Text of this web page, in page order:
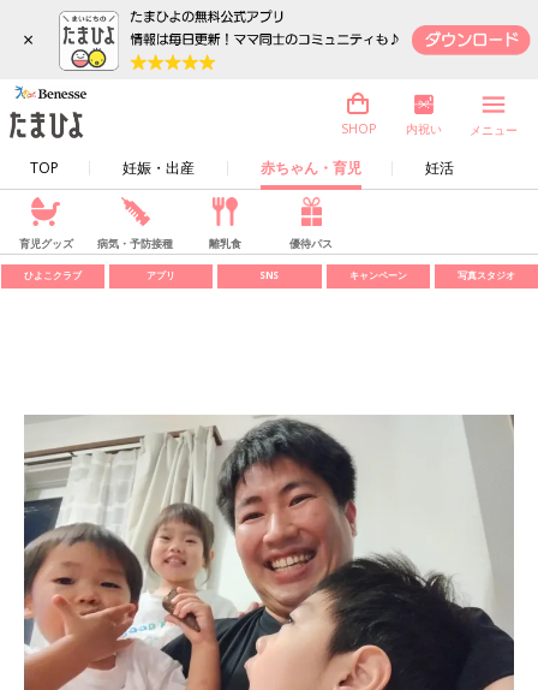
×
TOP 妊娠・出産 赤ちゃん・育児 妊活
SHOP 内祝い メニュー
育児グッズ 病気・予防接種 離乳食 優待パス
ひよこクラブ アプリ SNS キャンペーン 写真スタジオ